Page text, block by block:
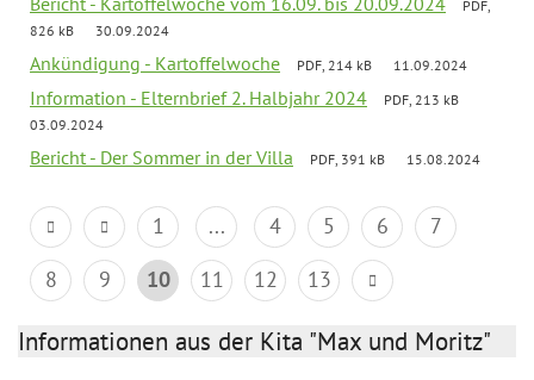
PDF,
826 kB
30.09.2024
Ankündigung - Kartoffelwoche PDF, 214 kB 11.09.2024
Information - Elternbrief 2. Halbjahr 2024
PDF, 213 kB
03.09.2024
Bericht - Der Sommer in der Villa PDF, 391 kB 15.08.2024
1 ... 4 5 6
7
8
9 10 11 12 13
Informationen aus der Kita "Max und Moritz"